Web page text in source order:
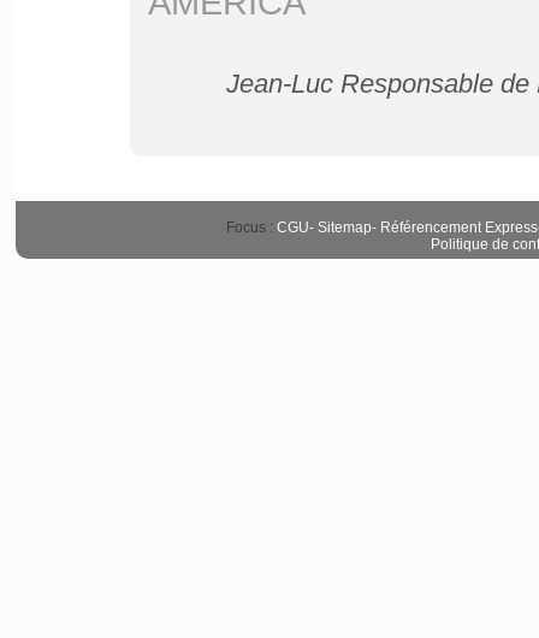
Jean-Luc Responsable
Focus : CGU- Sitemap- Référencement Express
Politique de